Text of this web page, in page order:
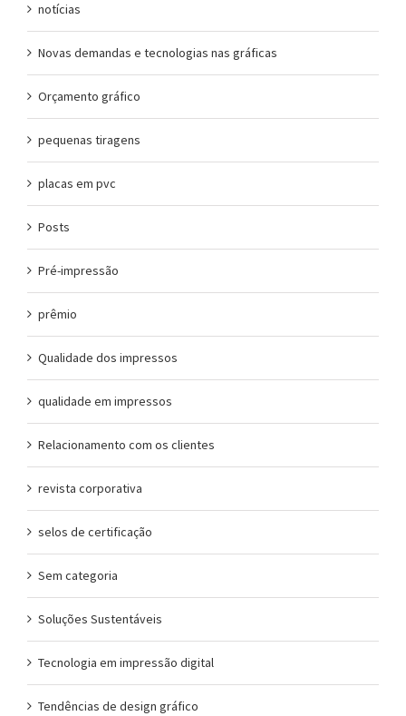
notícias
Novas demandas e tecnologias nas gráficas
Orçamento gráfico
pequenas tiragens
placas em pvc
Posts
Pré-impressão
prêmio
Qualidade dos impressos
qualidade em impressos
Relacionamento com os clientes
revista corporativa
selos de certificação
Sem categoria
Soluções Sustentáveis
Tecnologia em impressão digital
Tendências de design gráfico